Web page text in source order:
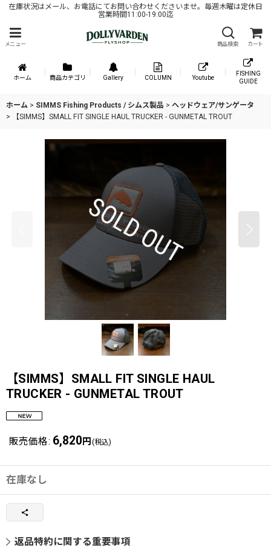
在庫状況はメール、お電話にてお問い合わせくださいませ。毎週木曜は定休日
営業時間11:00-19:00迄
メニュー 商品検索 カート
ホーム 商品カテゴリ Gallery COLUMN Youtube
FISHING
GUIDE
ホーム > SIMMS Fishing Products / シムス製品 > ヘッドウェア/サンゲータ
>
【SIMMS】SMALL FIT SINGLE HAUL TRUCKER - GUNMETAL TROUT
【SIMMS】SMALL FIT SINGLE HAUL
TRUCKER - GUNMETAL TROUT
販売価格: 6,820 円 (税込)
在庫なし
返品特約に関する重要事項